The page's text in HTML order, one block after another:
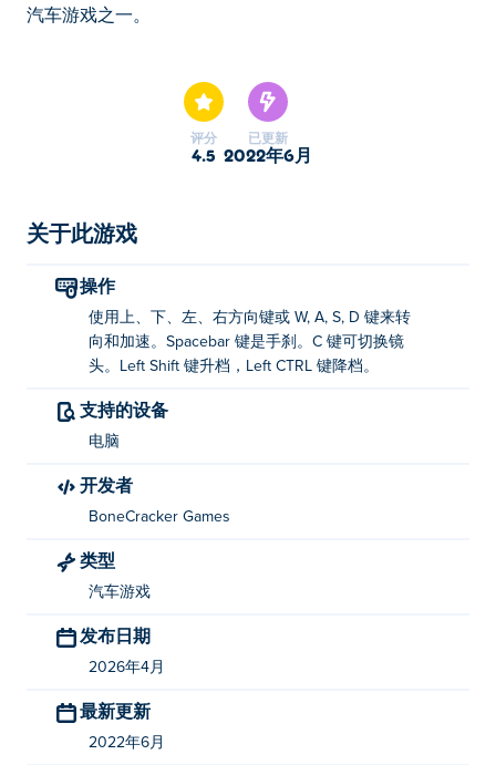
汽车游戏之一。
评分
4.5
已更新
2022年6月
关于此游戏
操作
使用上、下、左、右方向键或 W, A, S, D 键来转
向和加速。Spacebar 键是手刹。C 键可切换镜
头。Left Shift 键升档，Left CTRL 键降档。
支持的设备
电脑
开发者
BoneCracker Games
类型
汽车游戏
发布日期
2026年4月
最新更新
2022年6月